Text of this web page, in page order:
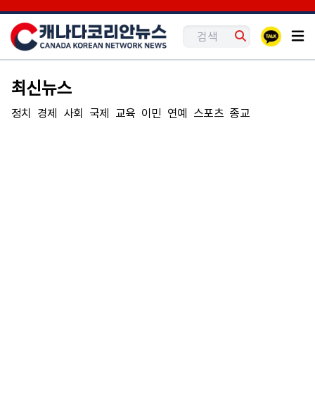
최신뉴스
정치 경제 사회 국제 교육 이민 연예 스포츠 종교